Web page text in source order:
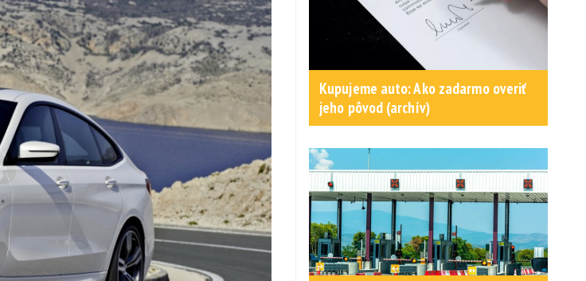
Kupujeme auto: Ako zadarmo overiť
jeho pôvod (archív)